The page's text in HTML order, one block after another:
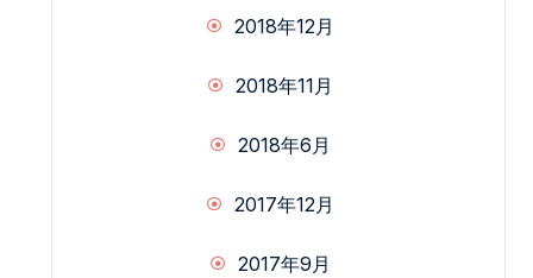
2018年12月
2018年11月
2018年6月
2017年12月
2017年9月